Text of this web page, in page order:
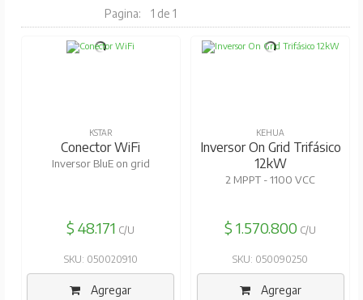
Pagina: 1 de 1
KSTAR
Conector WiFi
Inversor BluE on grid
$ 48.171 C/U
SKU: 050020910
Agregar
KEHUA
Inversor On Grid Trifásico
12kW
2 MPPT - 1100 VCC
$ 1.570.800 C/U
SKU: 050090250
Agregar